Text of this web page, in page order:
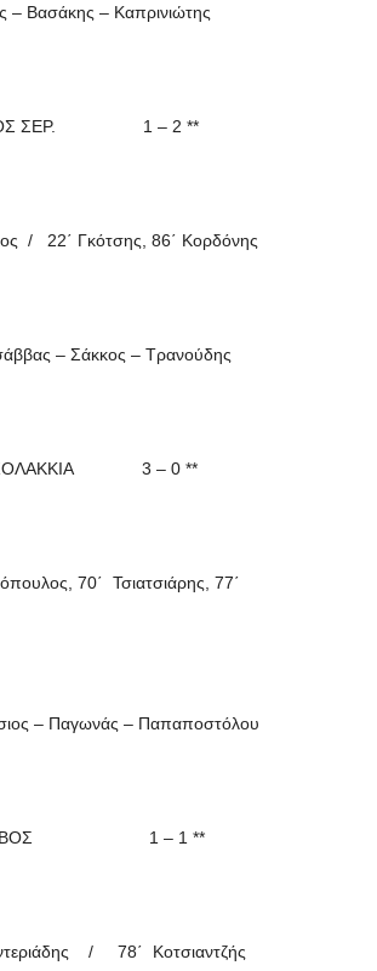
– Βασάκης – Καπρινιώτης
ΣΕΡ. 1 – 2 **
/ 22΄ Γκότσης, 86΄ Κορδόνης
– Σάκκος – Τρανούδης
3 – 0 **
70΄ Τσιατσιάρης, 77΄
– Παγωνάς – Παπαποστόλου
1 – 1 **
/ 78΄ Κοτσιαντζής